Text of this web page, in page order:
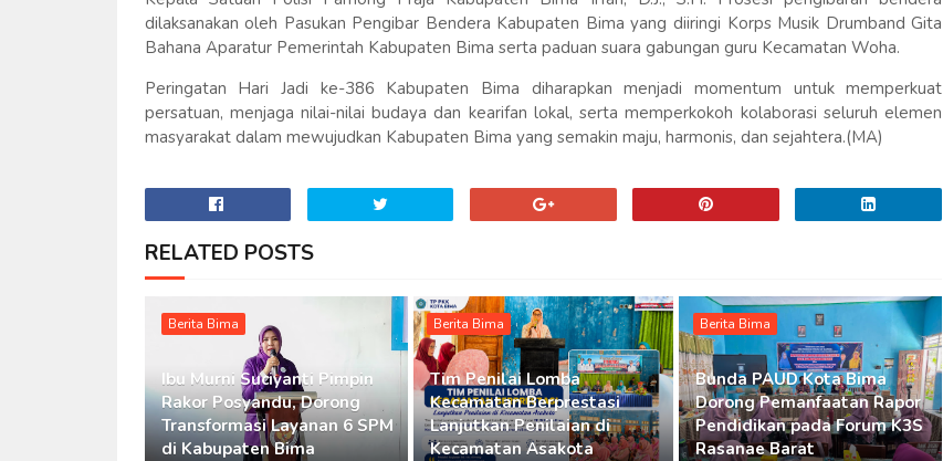
dilaksanakan oleh Pasukan Pengibar Bendera Kabupaten Bima yang diiringi Korps Musik Drumband Gita
Bahana Aparatur Pemerintah Kabupaten Bima serta paduan suara gabungan guru Kecamatan Woha.
Peringatan Hari Jadi ke-386 Kabupaten Bima diharapkan menjadi momentum untuk memperkuat
persatuan, menjaga nilai-nilai budaya dan kearifan lokal, serta memperkokoh kolaborasi seluruh elemen
masyarakat dalam mewujudkan Kabupaten Bima yang semakin maju, harmonis, dan sejahtera.(MA)
RELATED POSTS
Berita Bima
Ibu Murni Suciyanti Pimpin
Rakor Posyandu, Dorong
Transformasi Layanan 6 SPM
di Kabupaten Bima
Berita Bima
Tim Penilai Lomba
Kecamatan Berprestasi
Lanjutkan Penilaian di
Kecamatan Asakota
Berita Bima
Bunda PAUD Kota Bima
Dorong Pemanfaatan Rapor
Pendidikan pada Forum K3S
Rasanae Barat